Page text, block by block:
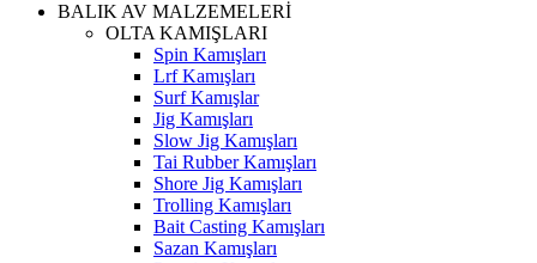
BALIK AV MALZEMELERİ
OLTA KAMIŞLARI
Spin Kamışları
Lrf Kamışları
Surf Kamışlar
Jig Kamışları
Slow Jig Kamışları
Tai Rubber Kamışları
Shore Jig Kamışları
Trolling Kamışları
Bait Casting Kamışları
Sazan Kamışları